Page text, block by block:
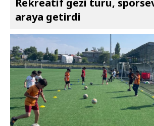
Rekreatif gezi turu,
araya getirdi